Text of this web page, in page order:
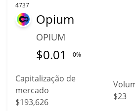
4737
Opium
OPIUM
$0.01 0%
Capitalização de
mercado
$193,626
$23